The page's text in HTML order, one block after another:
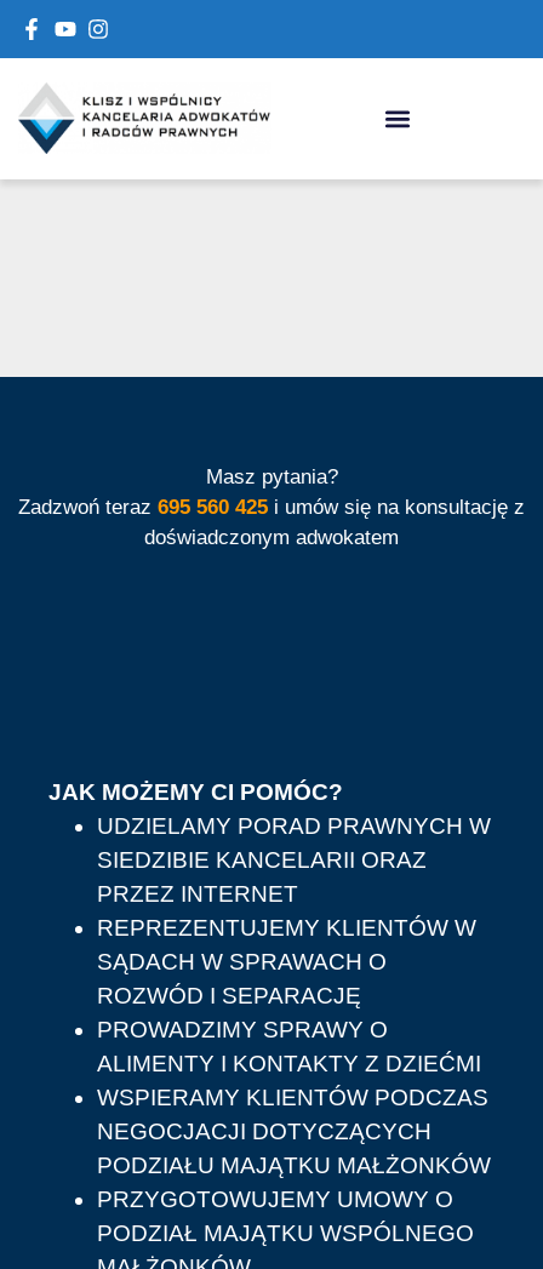
Masz pytania?
Zadzwoń teraz 695 560 425 i umów się na konsultację z
doświadczonym adwokatem
JAK MOŻEMY CI POMÓC?
UDZIELAMY PORAD PRAWNYCH W
SIEDZIBIE KANCELARII ORAZ
PRZEZ INTERNET
REPREZENTUJEMY KLIENTÓW W
SĄDACH W SPRAWACH O
ROZWÓD I SEPARACJĘ
PROWADZIMY SPRAWY O
ALIMENTY I KONTAKTY Z DZIEĆMI
WSPIERAMY KLIENTÓW PODCZAS
NEGOCJACJI DOTYCZĄCYCH
PODZIAŁU MAJĄTKU MAŁŻONKÓW
PRZYGOTOWUJEMY UMOWY O
PODZIAŁ MAJĄTKU WSPÓLNEGO